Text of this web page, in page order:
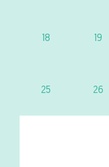
18 19
25 26